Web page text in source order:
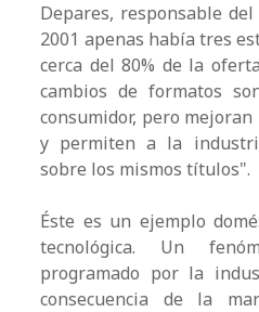
Depares, responsable
2001 apenas había tres
cerca del 80% de la
cambios de formatos
consumidor, pero
y permiten a la
sobre los mismos títulos".
Éste es un ejemplo
tecnológica. Un
programado por la
consecuencia de la